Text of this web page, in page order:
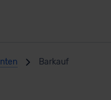
Barkauf